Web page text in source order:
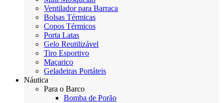
Ventilador para Barraca
Bolsas Térmicas
Copos Térmicos
Porta Latas
Gelo Reutilizável
Tiro Esportivo
Maçarico
Geladeiras Portáteis
Náutica
Para o Barco
Bomba de Porão